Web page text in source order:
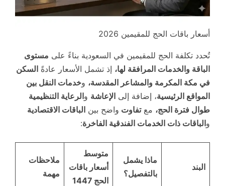
أسعار باقات الحج للمقيمين 2026
تُحدد تكلفة الحج للمقيمين في السعودية بناءً على مستوى
الباقة والخدمات المرافقة لها، إذ تشمل الأسعار عادةً السكن
في مكة المكرمة والمشاعر المقدسة، وخدمات النقل بين
المواقع الرئيسية، إضافة إلى الإعاشة والرعاية التنظيمية
طوال فترة الحج، معتفاوت واضح بين الباقات الاقتصادية
والباقات ذات الخدمات الفندقية الفاخرة:
البند
ماذا يشمل
بالتفصيل؟
متوسط
أسعار باقات
الحج 1447
ملاحظات
مهمة